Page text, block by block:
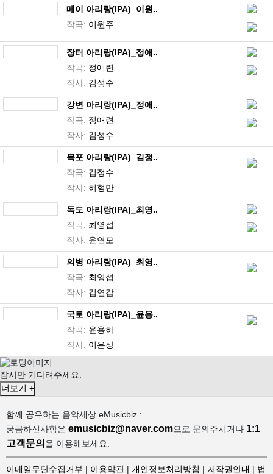
메이 아리랑(IPA)_이원..
작곡: 이원주
장터 아리랑(IPA)_정애..
작곡: 정애련
작사: 김성수
강변 아리랑(IPA)_정애..
작곡: 정애련
작사: 김성수
목포 아리랑(IPA)_김정..
작곡: 김정수
작사: 허형만
독도 아리랑(IPA)_최영..
작곡: 최영섭
작사: 윤연모
의병 아리랑(IPA)_최영..
작곡: 최영섭
작사: 김연갑
국토 아리랑(IPA)_윤용..
작곡: 윤용하
작사: 이은상
잠시만 기다려주세요.
더보기 +
함께 공유하는 음악세상 eMusicbiz :
궁금하신사항은 emusicbiz@naver.com으로 문의주시거나 1:1
고객문의 을 이용해보세요.
이메일무단수집거부 이용약관 개인정보처리방침 저작권안내 법